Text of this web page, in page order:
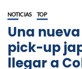
NOTICIAS TOP
Una
pick-up
llegar a